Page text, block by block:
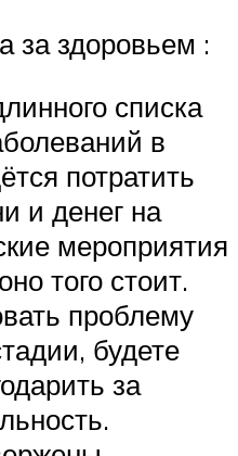
за здоровьем :
списка
в
потратить
и денег на
мероприятия
того стоит.
проблему
будете
за